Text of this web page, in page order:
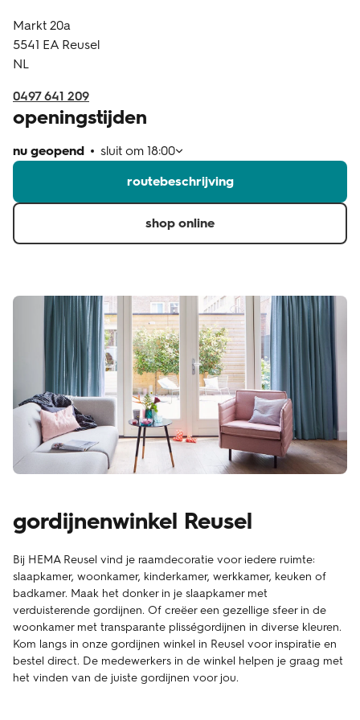
klantenservice
Markt 20a
5541 EA Reusel
NL
0497 641 209
openingstijden
nu geopend sluit om 18:00
routebeschrijving
shop online
gordijnenwinkel Reusel
Bij HEMA Reusel vind je raamdecoratie voor iedere ruimte:
slaapkamer, woonkamer, kinderkamer, werkkamer, keuken of
badkamer. Maak het donker in je slaapkamer met
verduisterende gordijnen. Of creëer een gezellige sfeer in de
woonkamer met transparante plisségordijnen in diverse kleuren.
Kom langs in onze gordijnen winkel in Reusel voor inspiratie en
bestel direct. De medewerkers in de winkel helpen je graag met
het vinden van de juiste gordijnen voor jou.